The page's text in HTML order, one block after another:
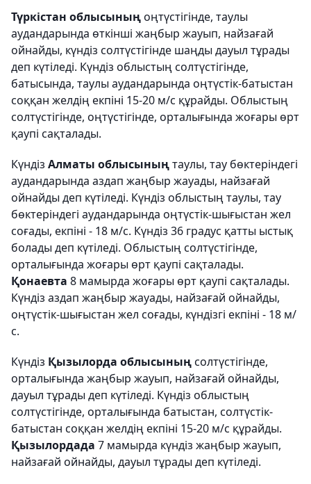
Түркістан облысыныңоңтүстігінде, таулы
аудандарында өткінші жаңбыр жауып, найзағай
ойнайды, күндіз солтүстігінде шаңды дауыл тұрады
деп күтіледі. Күндіз облыстың солтүстігінде,
батысында, таулы аудандарында оңтүстік-батыстан
соққан желдің екпіні 15-20 м/с құрайды. Облыстың
солтүстігінде, оңтүстігінде, орталығында жоғары өрт
қаупі сақталады.
Күндіз Алматы облысыныңтаулы, тау бөктеріндегі
аудандарында аздап жаңбыр жауады, найзағай
ойнайды деп күтіледі. Күндіз облыстың таулы, тау
бөктеріндегі аудандарында оңтүстік-шығыстан жел
соғады, екпіні - 18 м/с. Күндіз 36 градус қатты ыстық
болады деп күтіледі. Облыстың солтүстігінде,
орталығында жоғары өрт қаупі сақталады.
Қонаевта 8 мамырда жоғары өрт қаупі сақталады.
Күндіз аздап жаңбыр жауады, найзағай ойнайды,
оңтүстік-шығыстан жел соғады, күндізгі екпіні - 18 м/
с.
Күндіз Қызылорда облысыныңсолтүстігінде,
орталығында жаңбыр жауып, найзағай ойнайды,
дауыл тұрады деп күтіледі. Күндіз облыстың
солтүстігінде, орталығында батыстан, солтүстік-
батыстан соққан желдің екпіні 15-20 м/с құрайды.
Қызылордада 7 мамырда күндіз жаңбыр жауып,
найзағай ойнайды, дауыл тұрады деп күтіледі.